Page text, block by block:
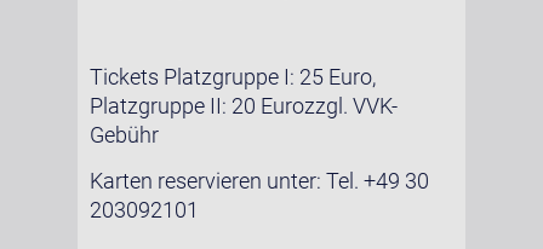
Tickets Platzgruppe I: 25 Euro,
Platzgruppe II: 20 Eurozzgl. VVK-
Gebühr
Karten reservieren unter: Tel. +49 30
203092101